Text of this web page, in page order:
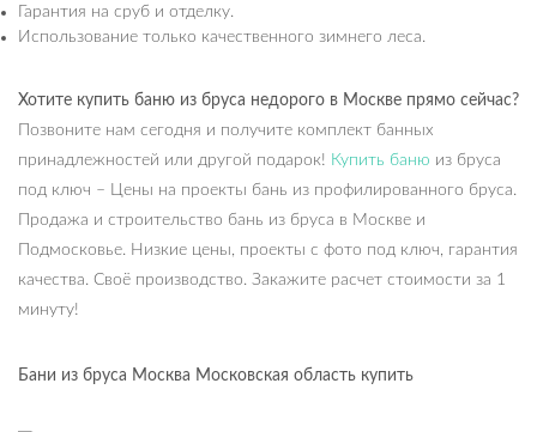
Гарантия на сруб и отделку.
Использование только качественного зимнего леса.
Хотите купить баню из бруса недорого в Москве прямо сейчас?
Позвоните нам сегодня и получите комплект банных
принадлежностей или другой подарок! Купить баню из бруса
под ключ – Цены на проекты бань из профилированного бруса.
Продажа и строительство бань из бруса в Москве и
Подмосковье. Низкие цены, проекты с фото под ключ, гарантия
качества. Своё производство. Закажите расчет стоимости за 1
минуту!
Бани из бруса Москва Московская область купить